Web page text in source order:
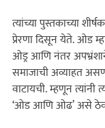
त्यांच्या पुस्तकाच्या
प्रेरणा दिसून येते. ओड
ओड्र आणि नंतर
समाजाची अव्याहत
वाटायची. म्हणून त्यांनी